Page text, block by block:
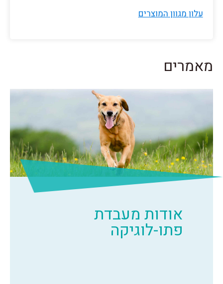
עלון מגוון המוצרים
מאמרים
אודות מעבדת
פתו-לוגיקה